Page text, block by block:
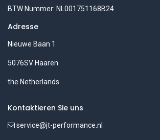
BTW Nummer: NL001751168B24
Adresse
Nieuwe Baan 1
5076SV Haaren
the Netherlands
Kontaktieren Sie uns
service@jt-performance.nl